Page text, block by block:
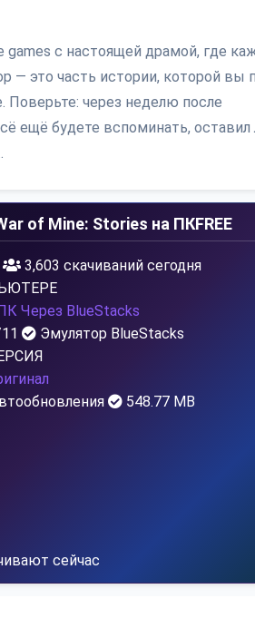
games с настоящей драмой, где
— это часть истории, которой вы
Поверьте: через неделю после
ещё будете вспоминать,
of Mine: Stories на ПКFREE
3,603 скачиваний сегодня
Через BlueStacks
Эмулятор BlueStacks
548.77 MB
сейчас